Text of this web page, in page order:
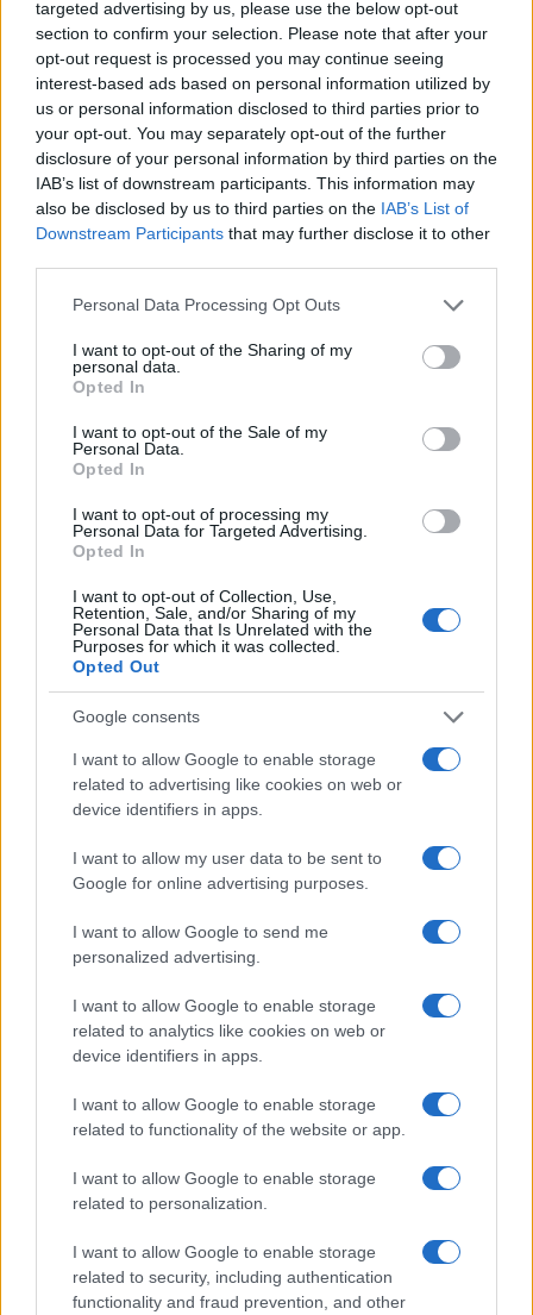
targeted advertising by us, please use the below opt-out
section to confirm your selection. Please note that after your
opt-out request is processed you may continue seeing
interest-based ads based on personal information utilized by
us or personal information disclosed to third parties prior to
your opt-out. You may separately opt-out of the further
disclosure of your personal information by third parties on the
IAB’s list of downstream participants. This information may
also be disclosed by us to third parties on the IAB’s List of
Downstream Participants that may further disclose it to other
Please note that this website/app uses one or more Google
not limited to your visit or usage behaviour. You may click to
grant or deny consent to Google and its third-party tags to
use your data for below specified purposes in below Google
consent section.
Personal Data Processing Opt Outs
I want to opt-out of the Sharing of my
personal data.
Opted In
I want to opt-out of the Sale of my
Personal Data.
Opted In
I want to opt-out of processing my
Personal Data for Targeted Advertising.
Opted In
I want to opt-out of Collection, Use,
Retention, Sale, and/or Sharing of my
Personal Data that Is Unrelated with the
Purposes for which it was collected.
Opted Out
Google consents
I want to allow Google to enable storage
related to advertising like cookies on web or
device identifiers in apps.
I want to allow my user data to be sent to
Google for online advertising purposes.
I want to allow Google to send me
personalized advertising.
I want to allow Google to enable storage
related to analytics like cookies on web or
device identifiers in apps.
I want to allow Google to enable storage
related to functionality of the website or app.
I want to allow Google to enable storage
related to personalization.
I want to allow Google to enable storage
related to security, including authentication
functionality and fraud prevention, and other
mettono realmente in gioco?
Se ci penso mi viene una gran rabbia.Per noi
stesse, per quello in cui abbiamo creduto, ma
anche per il nostro paese e per i nostri figli, tiriamo
fuori la grinta, i denti, le unghie, la forza e la
capacità organizzativa che tanto millantiamo e
osiamo. Osiamo immaginare di vincere un Premio
Nobel, di diventare un grande cardiochirurgo che
salva la vita alle persone o qualcuno che ha avuto
delle donne realizzate, che mettono a frutto gli anni
passati a studiare e a prendere i voti migliori, e
certamente con una famiglia intorno.
ragazza che, un giorno, quel soffitto di vetro
riusciremo a sfondarlo. Ne parlerò domenica
prossima anche a Bologna, all’Arena del Sole
durante la manifestazione “Next – la Repubblica
delle Idee”. Senon ora quando?
Padova, 12 giugno 2012
AUTORE